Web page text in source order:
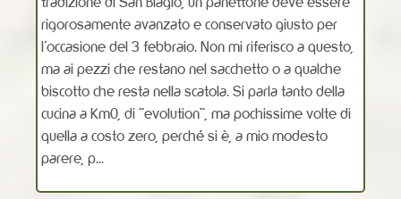
rigorosamente avanzato e conservato giusto per
l’occasione del 3 febbraio. Non mi riferisco a questo,
ma ai pezzi che restano nel sacchetto o a qualche
biscotto che resta nella scatola. Si parla tanto della
cucina a Km0, di “evolution”, ma pochissime volte di
quella a costo zero, perché si è, a mio modesto
parere, p...